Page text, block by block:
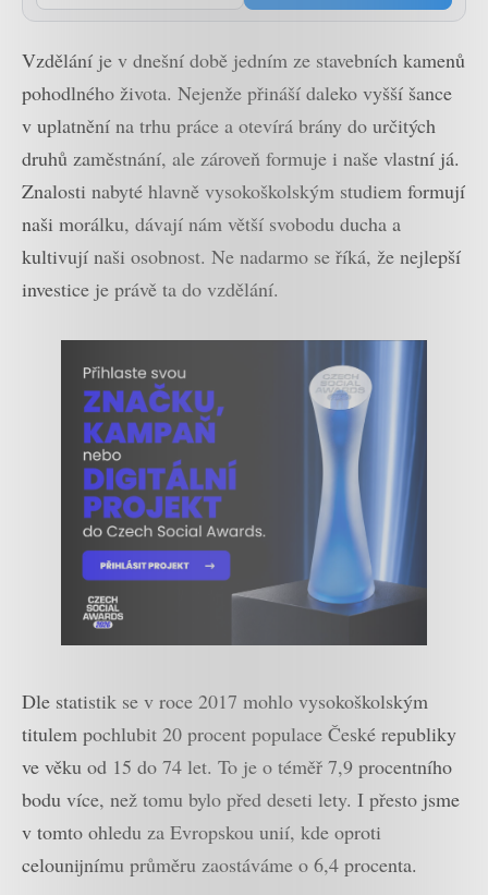
Vzdělání je v dnešní době jedním ze stavebních kamenů
pohodlného života. Nejenže přináší daleko vyšší šance
v uplatnění na trhu práce a otevírá brány do určitých
druhů zaměstnání, ale zároveň formuje i naše vlastní já.
Znalosti nabyté hlavně vysokoškolským studiem formují
naši morálku, dávají nám větší svobodu ducha a
kultivují naši osobnost. Ne nadarmo se říká, že nejlepší
investice je právě ta do vzdělání.
Dle statistik se v roce 2017 mohlo vysokoškolským
titulem pochlubit 20 procent populace České republiky
ve věku od 15 do 74 let. To je o téměř 7,9 procentního
bodu více, než tomu bylo před deseti lety. I přesto jsme
v tomto ohledu za Evropskou unií, kde oproti
celounijnímu průměru zaostáváme o 6,4 procenta.